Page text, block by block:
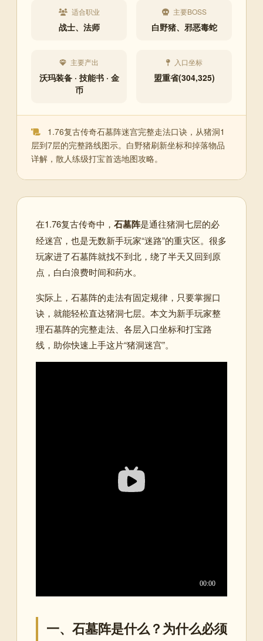
适合职业
战士、法师
主要BOSS
白野猪、邪恶毒蛇
主要产出
沃玛装备 · 技能书 · 金
币
入口坐标
盟重省(304,325)
1.76复古传奇石墓阵迷宫完整走法口诀，从猪洞1
层到7层的完整路线图示。白野猪刷新坐标和掉落物品
详解，散人练级打宝首选地图攻略。
在1.76复古传奇中， 石墓阵是通往猪洞七层的必
经迷宫，也是无数新手玩家“迷路”的重灾区。很多
玩家进了石墓阵就找不到北，绕了半天又回到原
点，白白浪费时间和药水。
实际上，石墓阵的走法有固定规律，只要掌握口
诀，就能轻松直达猪洞七层。本文为新手玩家整
理石墓阵的完整走法、各层入口坐标和打宝路
线，助你快速上手这片“猪洞迷宫”。
一、石墓阵是什么？为什么必须